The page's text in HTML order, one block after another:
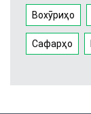
Вохӯриҳо
Сафарҳо